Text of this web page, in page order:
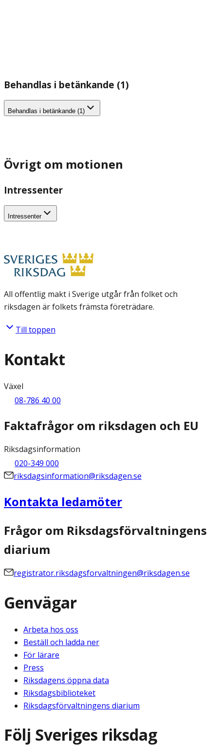
Behandlas i betänkande (1)
Behandlas i betänkande (1)
Övrigt om motionen
Intressenter
Intressenter
All offentlig makt i Sverige utgår från folket och
riksdagen är folkets främsta företrädare.
Till toppen
Kontakt
Växel
08-786 40 00
Faktafrågor om riksdagen och EU
Riksdagsinformation
020-349 000
riksdagsinformation@riksdagen.se
Kontakta ledamöter
Frågor om Riksdagsförvaltningens
diarium
registrator.riksdagsforvaltningen@riksdagen.se
Genvägar
Arbeta hos oss
Beställ och ladda ner
För lärare
Press
Riksdagens öppna data
Riksdagsbiblioteket
Riksdagsförvaltningens diarium
Följ Sveriges riksdag